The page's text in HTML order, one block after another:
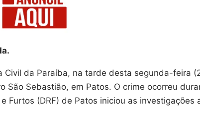
Civil da Paraíba, na tarde desta segunda-feira
São Sebastião, em Patos. O crime ocorreu
Furtos (DRF) de Patos iniciou as investigações